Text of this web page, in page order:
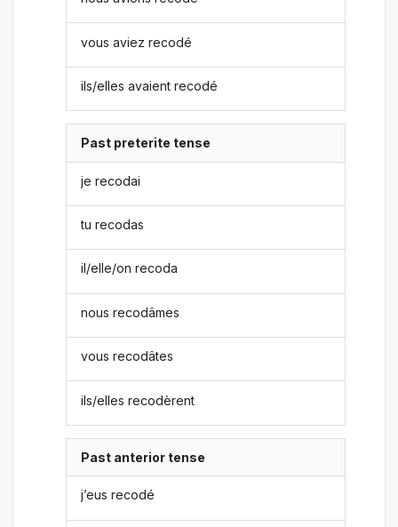
vous aviez recodé
ils/elles avaient recodé
Past preterite tense
je recodai
tu recodas
il/elle/on recoda
nous recodâmes
vous recodâtes
ils/elles recodèrent
Past anterior tense
j’eus recodé